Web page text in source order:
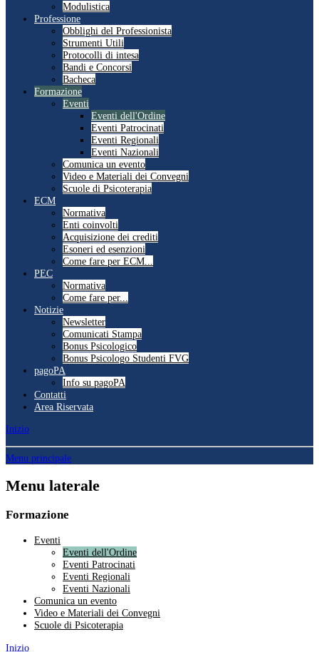
Modulistica
Professione
Obblighi del Professionista
Strumenti Utili
Protocolli di intesa
Bandi e Concorsi
Bacheca
Formazione
Eventi
Eventi dell'Ordine
Eventi Patrocinati
Eventi Regionali
Eventi Nazionali
Comunica un evento
Video e Materiali dei Convegni
Scuole di Psicoterapia
ECM
Normativa
Enti coinvolti
Acquisizione dei crediti
Esoneri ed esenzioni
Come fare per ECM...
PEC
Normativa
Come fare per...
Notizie
Newsletter
Comunicati Stampa
Bonus Psicologico
Bonus Psicologo Studenti FVG
pagoPA
Info su pagoPA
Contatti
Area Riservata
Inizio
Menu principale
Menu laterale
Formazione
Eventi
Eventi dell'Ordine
Eventi Patrocinati
Eventi Regionali
Eventi Nazionali
Comunica un evento
Video e Materiali dei Convegni
Scuole di Psicoterapia
Inizio